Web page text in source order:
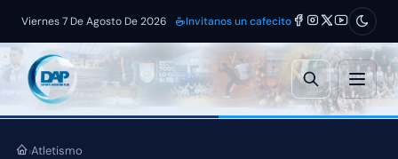
Viernes 7 De Agosto De 2026 Invitanos un cafecito
›Atletismo